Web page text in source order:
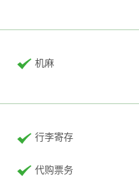
机麻
行李寄存
代购票务